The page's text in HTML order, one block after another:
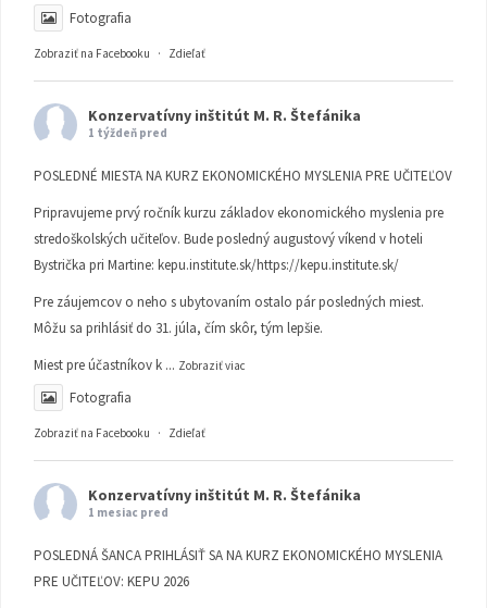
Fotografia
Zobraziť na Facebooku · Zdieľať
Konzervatívny inštitút M. R. Štefánika
1 týždeň pred
POSLEDNÉ MIESTA NA KURZ EKONOMICKÉHO MYSLENIA PRE UČITEĽOV
Pripravujeme prvý ročník kurzu základov ekonomického myslenia pre
stredoškolských učiteľov. Bude posledný augustový víkend v hoteli
Bystrička pri Martine: kepu.institute.sk/https://kepu.institute.sk/
Pre záujemcov o neho s ubytovaním ostalo pár posledných miest.
Môžu sa prihlásiť do 31. júla, čím skôr, tým lepšie.
Miest pre účastníkov k ... Zobraziť viac
Fotografia
Zobraziť na Facebooku · Zdieľať
Konzervatívny inštitút M. R. Štefánika
1 mesiac pred
POSLEDNÁ ŠANCA PRIHLÁSIŤ SA NA KURZ EKONOMICKÉHO MYSLENIA
PRE UČITEĽOV: KEPU 2026